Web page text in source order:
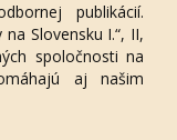
publikácií.
Slovensku I.“, II,
spoločnosti na
aj našim